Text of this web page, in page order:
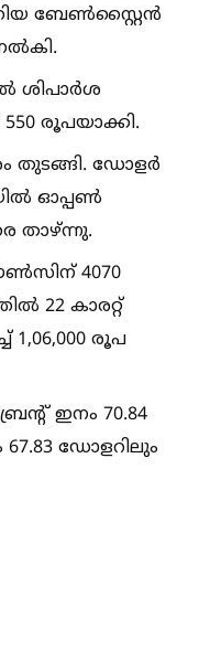
ബേണ്‍സ്റ്റൈൻ
ശിപാർശ
രൂപയാക്കി.
തുടങ്ങി. ഡോളർ
ഓപ്പണ്‍
താഴ്ന്നു.
4070
22 കാരറ്റ്
1,06,000 രൂപ
ഇനം 70.84
ഡോളറിലും